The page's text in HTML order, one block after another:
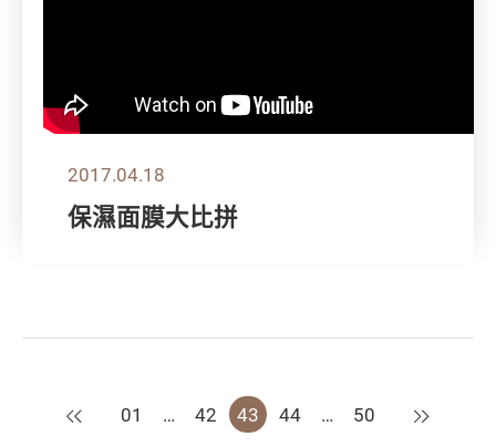
2017.04.18
保濕面膜大比拼
上一頁
01 … 42 43 44 … 50 下一頁